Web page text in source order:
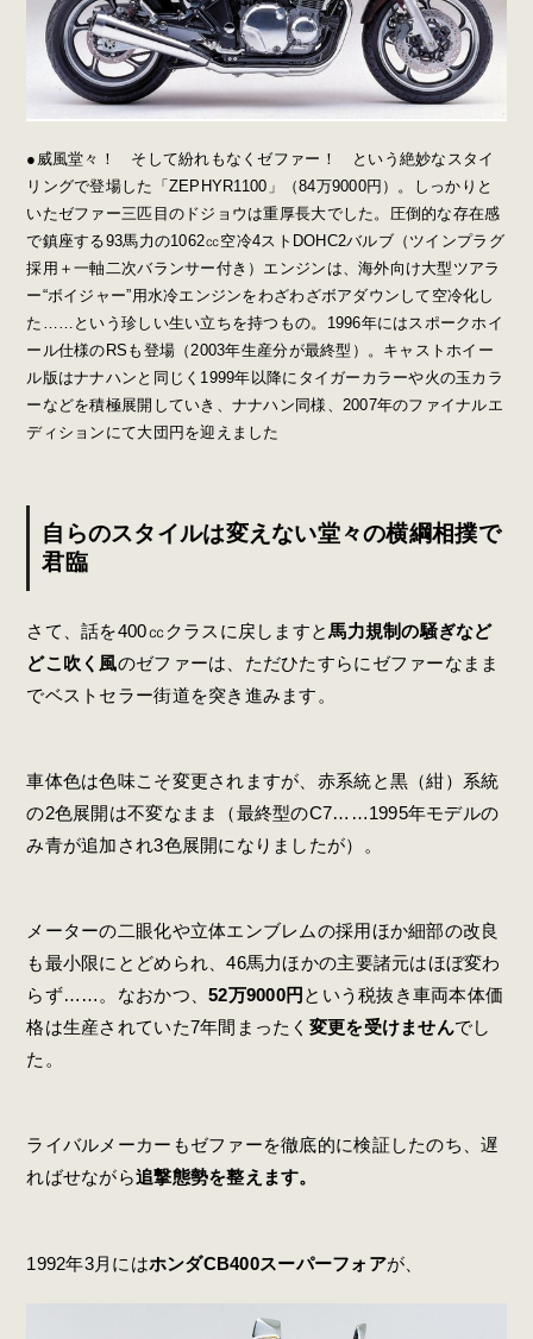
●威風堂々！ そして紛れもなくゼファー！ という絶妙なスタイ
リングで登場した「ZEPHYR1100」（84万9000円）。しっかりと
いたゼファー三匹目のドジョウは重厚長大でした。圧倒的な存在感
で鎮座する93馬力の1062㏄空冷4ストDOHC2バルブ（ツインプラグ
採用＋一軸二次バランサー付き）エンジンは、海外向け大型ツアラ
ー“ボイジャー”用水冷エンジンをわざわざボアダウンして空冷化し
た……という珍しい生い立ちを持つもの。1996年にはスポークホイ
ール仕様のRSも登場（2003年生産分が最終型）。キャストホイー
ル版はナナハンと同じく1999年以降にタイガーカラーや火の玉カラ
ーなどを積極展開していき、ナナハン同様、2007年のファイナルエ
ディションにて大団円を迎えました
自らのスタイルは変えない堂々の横綱相撲で
君臨
さて、話を400㏄クラスに戻しますと馬力規制の騒ぎなど
どこ吹く風のゼファーは、ただひたすらにゼファーなまま
でベストセラー街道を突き進みます。
車体色は色味こそ変更されますが、赤系統と黒（紺）系統
の2色展開は不変なまま（最終型のC7……1995年モデルの
み青が追加され3色展開になりましたが）。
メーターの二眼化や立体エンブレムの採用ほか細部の改良
も最小限にとどめられ、46馬力ほかの主要諸元はほぼ変わ
らず……。なおかつ、52万9000円 という税抜き車両本体価
格は生産されていた7年間まったく 変更を受けませんでし
た。
ライバルメーカーもゼファーを徹底的に検証したのち、遅
ればせながら追撃態勢を整えます。
1992年3月にはホンダCB400スーパーフォアが、